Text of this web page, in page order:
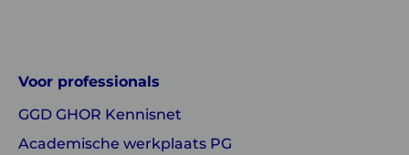
GHOR
Nederland
GHOR
Nederland
Voor professionals
GGD GHOR Kennisnet
Academische werkplaats PG